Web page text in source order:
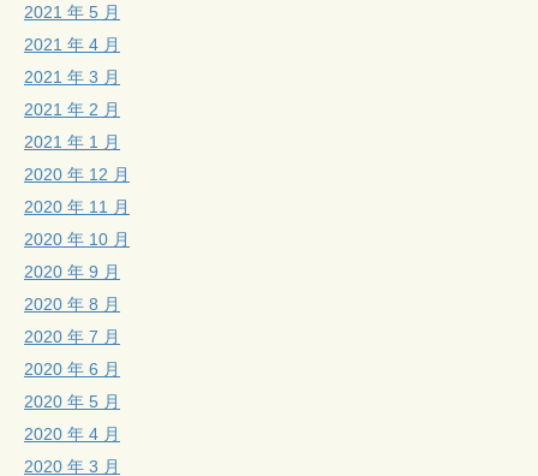
2021 年 5 月
2021 年 4 月
2021 年 3 月
2021 年 2 月
2021 年 1 月
2020 年 12 月
2020 年 11 月
2020 年 10 月
2020 年 9 月
2020 年 8 月
2020 年 7 月
2020 年 6 月
2020 年 5 月
2020 年 4 月
2020 年 3 月